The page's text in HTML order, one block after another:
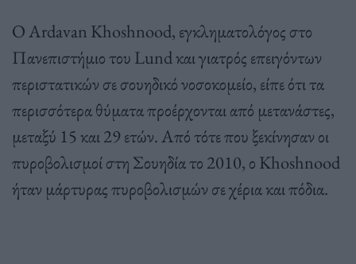
Ο Ardavan Khoshnood, εγκληματολόγος στο
Πανεπιστήμιο του Lund και γιατρός επειγόντων
περιστατικών σε σουηδικό νοσοκομείο, είπε ότι τα
περισσότερα θύματα προέρχονται από μετανάστες,
μεταξύ 15 και 29 ετών. Από τότε που ξεκίνησαν οι
πυροβολισμοί στη Σουηδία το 2010, ο Khoshnood
ήταν μάρτυρας πυροβολισμών σε χέρια και πόδια.